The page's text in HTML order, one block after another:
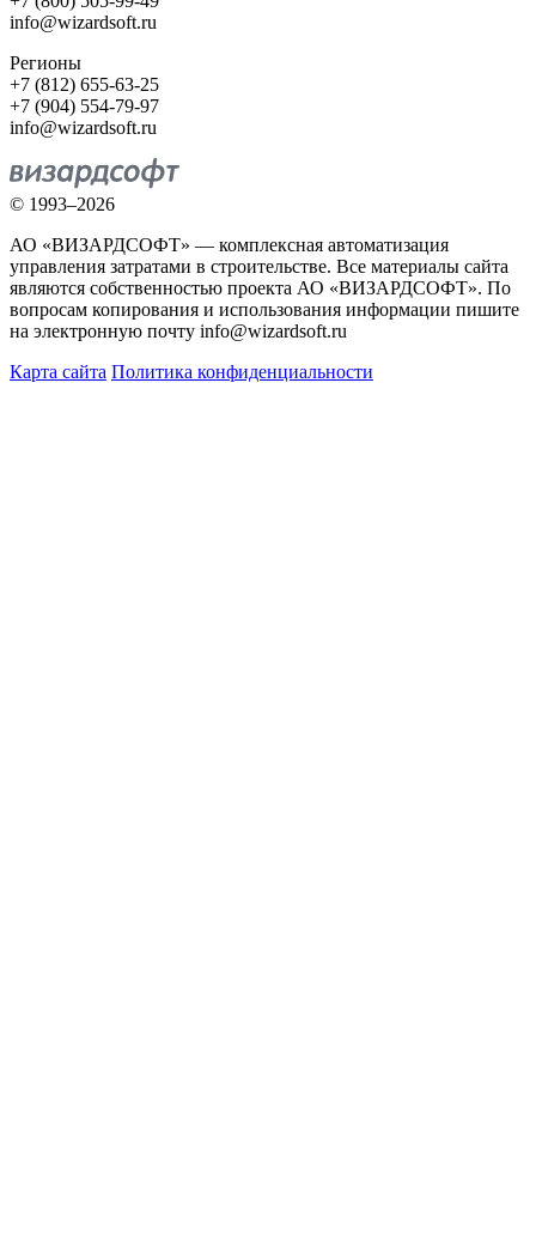
info@wizardsoft.ru
Регионы
+7 (812) 655-63-25
+7 (904) 554-79-97
info@wizardsoft.ru
© 1993–2026
АО «ВИЗАРДСОФТ» — комплексная автоматизация
управления затратами в строительстве. Все материалы сайта
являются собственностью проекта АО «ВИЗАРДСОФТ». По
вопросам копирования и использования информации пишите
на электронную почту info@wizardsoft.ru
Карта сайта Политика конфиденциальности